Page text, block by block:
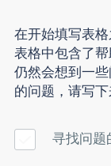
在开始填写表
表格中包含了
仍然会想到一
的问题，请写下
寻找问题